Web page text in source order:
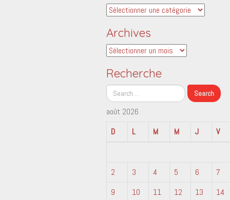
Catégories
Archives
Archives
Recherche
août 2026
D
L M M J V
2
3 4 5 6 7
9
10 11 12 13 14